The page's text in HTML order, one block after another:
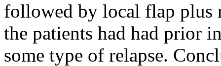
followed by local flap plus
the patients had had prior
some type of relapse.